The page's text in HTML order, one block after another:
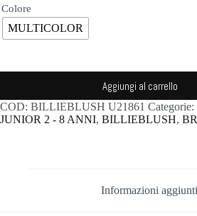
Colore
MULTICOLOR
Aggiungi al carrello
COD: BILLIEBLUSH U21861 Categorie:
JUNIOR 2 - 8 ANNI, BILLIEBLUSH,
Informazioni